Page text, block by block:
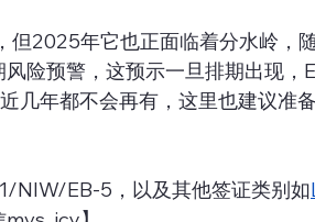
但2025年它也正面临着分水岭，
险预警，这预示一旦排期出现，
几年都不会再有，这里也建议准
NIW/EB-5，以及其他签证类别如